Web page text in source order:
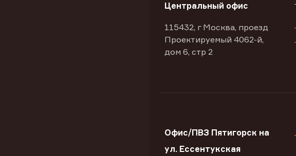
Центральный офис
115432, г Москва, проезд
Проектируемый 4062-й,
дом 6, стр 2
Офис/ПВЗ Пятигорск на
ул. Ессентукская